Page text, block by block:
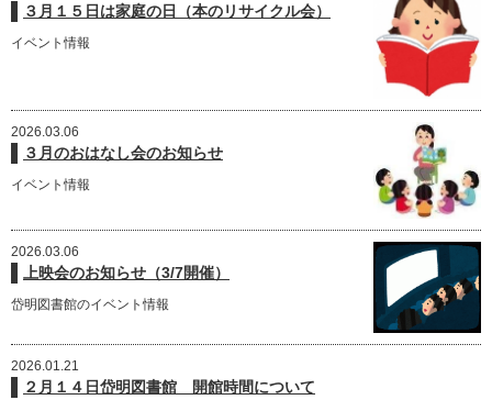
３月１５日は家庭の日（本のリサイクル会）
イベント情報
2026.03.06
３月のおはなし会のお知らせ
イベント情報
2026.03.06
上映会のお知らせ（3/7開催）
岱明図書館のイベント情報
2026.01.21
２月１４日岱明図書館 開館時間について